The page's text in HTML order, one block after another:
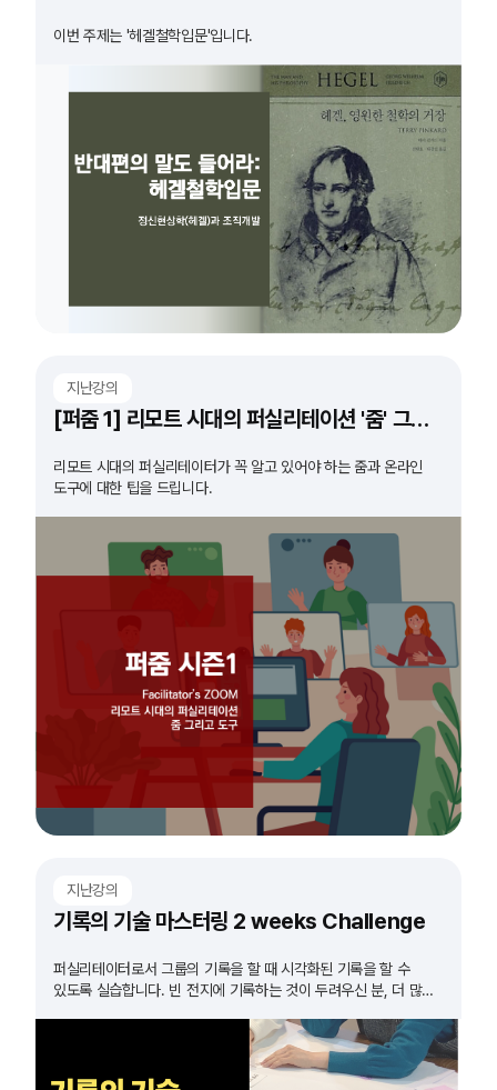
이번 주제는 '헤겔철학입문'입니다.
지난강의
[퍼줌 1] 리모트 시대의 퍼실리테이션 '줌' 그리고 '도구'
리모트 시대의 퍼실리테이터가 꼭 알고 있어야 하는 줌과 온라인
도구에 대한 팁을 드립니다.
지난강의
기록의 기술 마스터링 2 weeks Challenge
퍼실리테이터로서 그룹의 기록을 할 때 시각화된 기록을 할 수
있도록 실습합니다. 빈 전지에 기록하는 것이 두려우신 분, 더 많은